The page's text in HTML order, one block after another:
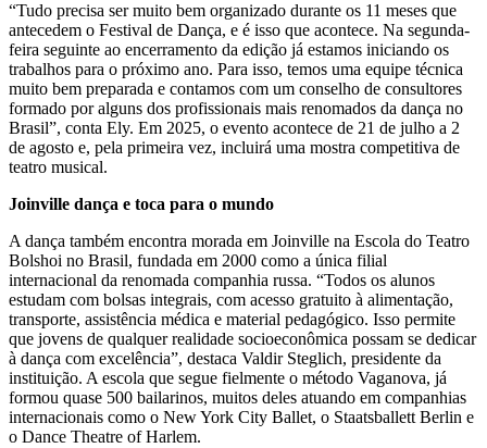
“Tudo precisa ser muito bem organizado durante os 11 meses que
antecedem o Festival de Dança, e é isso que acontece. Na segunda-
feira seguinte ao encerramento da edição já estamos iniciando os
trabalhos para o próximo ano. Para isso, temos uma equipe técnica
muito bem preparada e contamos com um conselho de consultores
formado por alguns dos profissionais mais renomados da dança no
Brasil”, conta Ely. Em 2025, o evento acontece de 21 de julho a 2
de agosto e, pela primeira vez, incluirá uma mostra competitiva de
teatro musical.
Joinville dança e toca para o mundo
A dança também encontra morada em Joinville na Escola do Teatro
Bolshoi no Brasil, fundada em 2000 como a única filial
internacional da renomada companhia russa. “Todos os alunos
estudam com bolsas integrais, com acesso gratuito à alimentação,
transporte, assistência médica e material pedagógico. Isso permite
que jovens de qualquer realidade socioeconômica possam se dedicar
à dança com excelência”, destaca Valdir Steglich, presidente da
instituição. A escola que segue fielmente o método Vaganova, já
formou quase 500 bailarinos, muitos deles atuando em companhias
internacionais como o New York City Ballet, o Staatsballett Berlin e
o Dance Theatre of Harlem.